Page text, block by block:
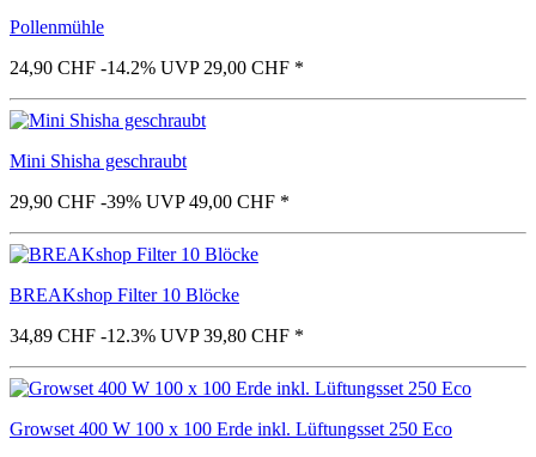
Pollenmühle
24,90 CHF -14.2% UVP 29,00 CHF *
Mini Shisha geschraubt
29,90 CHF -39% UVP 49,00 CHF *
BREAKshop Filter 10 Blöcke
34,89 CHF -12.3% UVP 39,80 CHF *
Growset 400 W 100 x 100 Erde inkl. Lüftungsset 250 Eco